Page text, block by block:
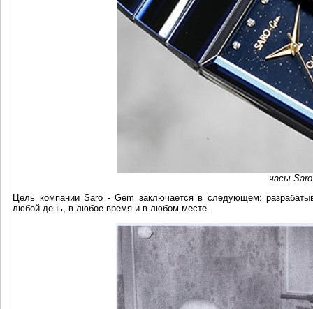
часы
Цель компании Saro - Gem заключается в следующем:
любой день, в любое время и в любом месте.